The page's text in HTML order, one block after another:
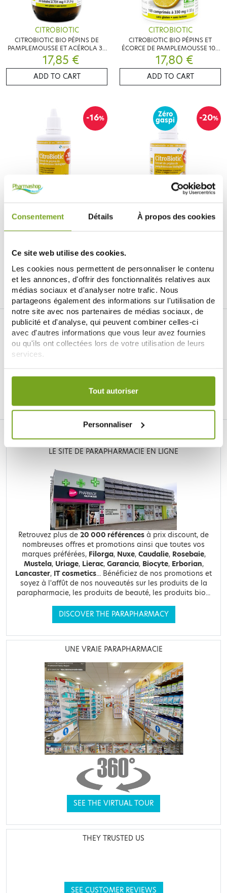
Consentement Détails À propos des cookies
Ce site web utilise des cookies.
Les cookies nous permettent de personnaliser le contenu
et les annonces, d'offrir des fonctionnalités relatives aux
médias sociaux et d'analyser notre trafic. Nous
partageons également des informations sur l'utilisation de
notre site avec nos partenaires de médias sociaux, de
publicité et d'analyse, qui peuvent combiner celles-ci
avec d'autres informations que vous leur avez fournies
ou qu'ils ont collectées lors de votre utilisation de leurs
services.
Votre choix de consentement est conservé pendant une
Tout autoriser
Personnaliser
CITROBIOTIC
CITROBIOTIC BIO PÉPINS DE
PAMPLEMOUSSE ET ACÉROLA 30
GÉLULES
17,85 €
ADD TO CART
CITROBIOTIC
CITROBIOTIC BIO PÉPINS ET
ÉCORCE DE PAMPLEMOUSSE 100
COMPRIMÉS
17,80 €
ADD TO CART
-16%
CITROBIOTIC BIO EXTRAIT DE
PÉPINS DE PAMPLEMOUSSE
ADD TO CART
-20%
Zéro
gaspi
CITROBIOTIC BIO EXTRAIT DE
Je souhaite m'inscrire à la newsletter
LE SITE DE PARAPHARMACIE EN LIGNE
Retrouvez plus de 20 000 références à prix discount, de
nombreuses offres et promotions ainsi que toutes vos
marques préférées, Filorga, Nuxe, Caudalie, Rosebaie,
Mustela, Uriage, Lierac, Garancia, Biocyte, Erborian,
Lancaster, IT cosmetics... Bénéficiez de nos promotions et
soyez à l'affût de nos nouveautés sur les produits de la
parapharmacie, les produits de beauté, les produits bio...
DISCOVER THE PARAPHARMACY
UNE VRAIE PARAPHARMACIE
SEE THE VIRTUAL TOUR
THEY TRUSTED US
SEE CUSTOMER REVIEWS